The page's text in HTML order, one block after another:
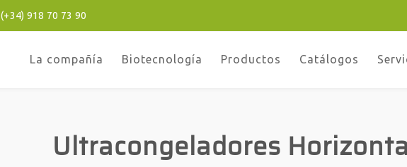
(+34) 918 70 73 90
La compañía Biotecnología Productos Catálogos
Ultracongeladores